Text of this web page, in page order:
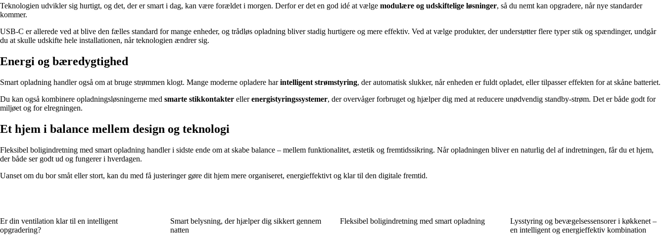
Teknologien udvikler sig hurtigt, og det, der er smart i dag, kan være forældet i morgen. Derfor er det en god idé at vælge modulære og udskiftelige løsninger, så du nemt kan opgradere, når nye standarder
kommer.
USB-C er allerede ved at blive den fælles standard for mange enheder, og trådløs opladning bliver stadig hurtigere og mere effektiv. Ved at vælge produkter, der understøtter flere typer stik og spændinger, undgår
du at skulle udskifte hele installationen, når teknologien ændrer sig.
Energi og bæredygtighed
Smart opladning handler også om at bruge strømmen klogt. Mange moderne opladere harintelligent strømstyring, der automatisk slukker, når enheden er fuldt opladet, eller tilpasser effekten for at skåne batteriet.
Du kan også kombinere opladningsløsningerne med smarte stikkontakter ellerenergistyringssystemer, der overvåger forbruget og hjælper dig med at reducere unødvendig standby-strøm. Det er både godt for
miljøet og for elregningen.
Et hjem i balance mellem design og teknologi
Fleksibel boligindretning med smart opladning handler i sidste ende om at skabe balance – mellem funktionalitet, æstetik og fremtidssikring. Når opladningen bliver en naturlig del af indretningen, får du et hjem,
der både ser godt ud og fungerer i hverdagen.
Uanset om du bor småt eller stort, kan du med få justeringer gøre dit hjem mere organiseret, energieffektivt og klar til den digitale fremtid.
Er din ventilation klar til en intelligent
opgradering?
Smart belysning, der hjælper dig sikkert gennem
natten
Fleksibel boligindretning med smart opladning
Lysstyring og bevægelsessensorer i køkkenet –
en intelligent og energieffektiv kombination